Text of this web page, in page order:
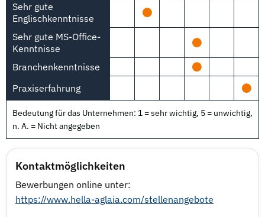
Sehr gute
Englischkenntnisse
Sehr gute MS-Office-
Kenntnisse
Branchenkenntnisse
Praxiserfahrung
Bedeutung für das Unternehmen: 1 = sehr wichtig, 5 = unwichtig,
n. A. = Nicht angegeben
Kontaktmöglichkeiten
Bewerbungen online unter:
https://www.hella-aglaia.com/stellenangebote